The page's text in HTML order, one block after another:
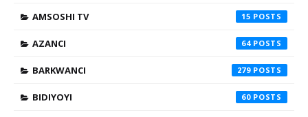
AMSOSHI TV 15
AZANCI 64
BARKWANCI 279
BIDIYOYI 60